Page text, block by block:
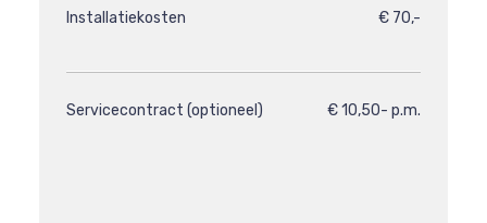
Installatiekosten € 70,-
Servicecontract (optioneel) € 10,50- p.m.